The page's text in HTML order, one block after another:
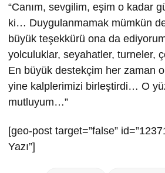
“Canım, sevgilim, eşim o kadar
ki… Duygulanmamak mümkün
büyük teşekkürü ona da
yolculuklar, seyahatler, turneler,
En büyük destekçim her zaman
yine kalplerimizi birleştirdi… O
mutluyum…”
[geo-post target=”false”
Yazı”]